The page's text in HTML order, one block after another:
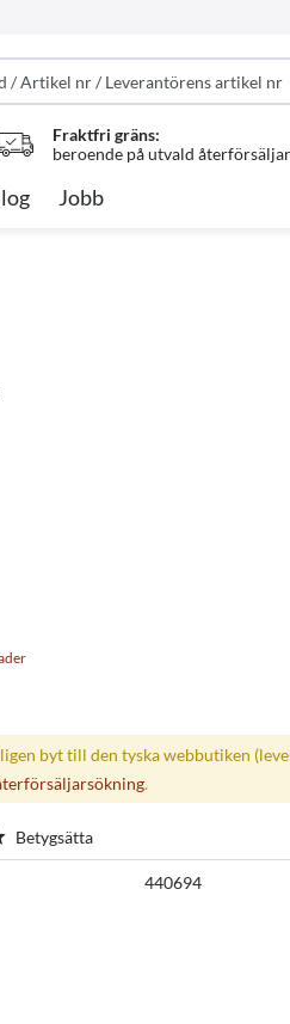
Fraktfri gräns:
beroende på utvald
Jobb
byt till den tyska webbutiken
.
Betygsätta
440694